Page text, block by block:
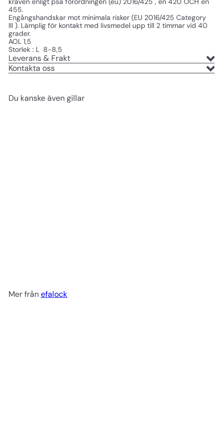
455.
Engångshandskar mot minimala risker (EU 2016/425 Category
III ). Lämplig för kontakt med livsmedel upp till 2 timmar vid 40
grader.
AOL 1,5
Storlek : L 8-8,5
Leverans & Frakt
Kontakta oss
Du kanske även gillar
Mer frånefalock